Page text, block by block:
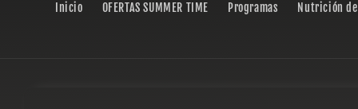
Inicio OFERTAS SUMMER TIME Programas Nutrición